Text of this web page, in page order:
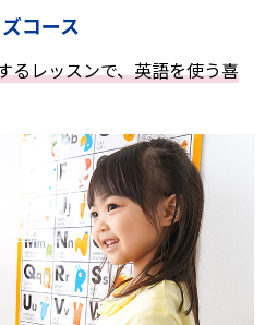
コース
るレッスンで、英語を使う喜